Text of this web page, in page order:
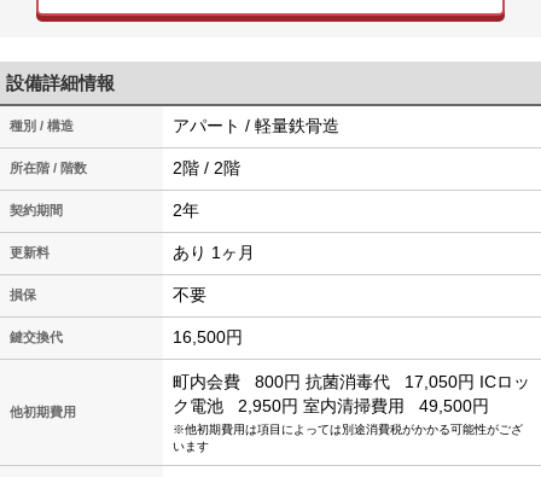
設備詳細情報
種別 / 構造 アパート / 軽量鉄骨造
所在階 / 階数 2階 / 2階
契約期間 2年
更新料 あり 1ヶ月
損保 不要
鍵交換代 16,500円
他初期費用
町内会費 800円 抗菌消毒代 17,050円 ICロッ
ク電池
2,950円 室内清掃費用 49,500円
※他初期費用は項目によっては別途消費税がかかる可能性がござ
います